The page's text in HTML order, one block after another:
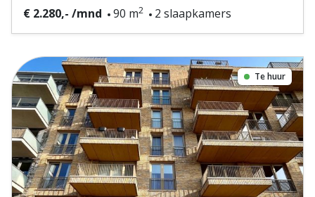
€ 2.280,- /mnd 90 m2 2 slaapkamers
Te huur